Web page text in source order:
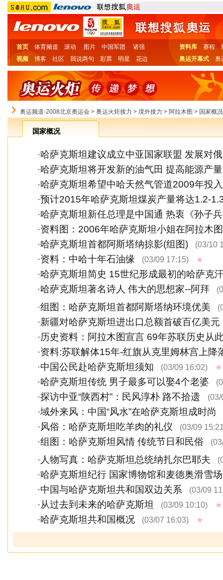
首页 体育频道 滚动 图片 中国军团
诸强
视频
博客 社区 我说两句 彩票 明星 花边
资料库 赛程
奥运开幕式
奥
奥运频道-2008北京奥运会 > 奥运火炬接力 > 境外接力 > 阿拉木图 > 国家概况
国家概况
·哈萨克斯坦建议成立中亚国家联盟 发展对
·哈萨克斯坦将开发新的油气田 提高能源产量
·哈萨克斯坦希望中哈天然气管道2009年投
·预计2015年哈萨克斯坦煤炭产量将达1.2-
·哈萨克斯坦新任总理是中国通 热衷《孙子
·资料图：2006年哈萨克斯坦小姐在阿拉木
·哈萨克斯坦首都阿斯塔纳掠影(组图) (03/10
·资料：中哈十年石油缘 (03/09 17:15) ★
·哈萨克斯坦简史 15世纪形成最初的哈萨克
·哈萨克斯坦著名诗人 伟大的思想家--阿拜
·组图：哈萨克斯坦首都阿斯塔纳环境优美
·新疆对哈萨克斯坦进出口总额首破百亿美元
·历史资料：阿拉木图宣言 69年苏联历史从
·资料:苏联解体15年-红旗从克里姆林宫上降
·中国公民赴哈萨克斯坦须知 (03/09 16:02) ★
·哈萨克斯坦传统 男子最多可以娶4个老婆
·探访中亚“陕西村”：民风淳朴 路不拾遗
·域外来风：中国“风水”在哈萨克斯坦成时尚
·风俗：哈萨克斯坦吃羊肉的礼仪 (03/09
·组图：哈萨克斯坦风情 传统节日和民俗
· 人物写真：哈萨克斯坦总统纳扎尔巴耶夫
·哈萨克斯坦纪行 国家博物馆和麦德奥滑雪
·中国与哈萨克斯坦共和国双边关系 (03/09
·从过去到未来的哈萨克斯坦 (03/09 10:10)
·哈萨克斯坦共和国概况 (03/07 16:03) ★